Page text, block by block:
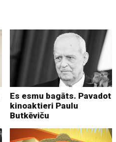
Es esmu bagāts. Pavadot
kinoaktieri Paulu
Butkēviču